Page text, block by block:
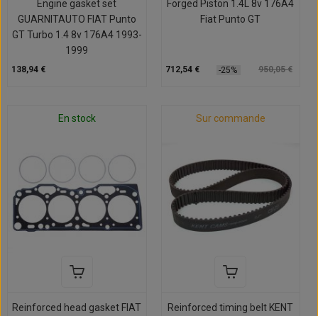
Engine gasket set
GUARNITAUTO FIAT Punto
GT Turbo 1.4 8v 176A4 1993-
1999
138,94 €
Forged Piston 1.4L 8v 176A4
Fiat Punto GT
712,54 € -25% 950,05 €
En stock
Reinforced head gasket FIAT
Sur commande
Reinforced timing belt KENT